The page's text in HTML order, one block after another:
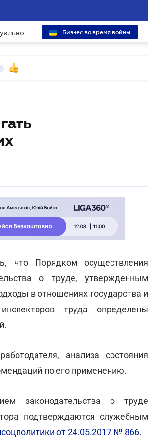
Бизнес во время войны
что Порядком осуществления
о труде, утвержденным
в отношениях государства и
труда определены
анализа состояния
по его применению.
законодательства о труде
подтверждаются служебным
от 24.05.2017 № 866.